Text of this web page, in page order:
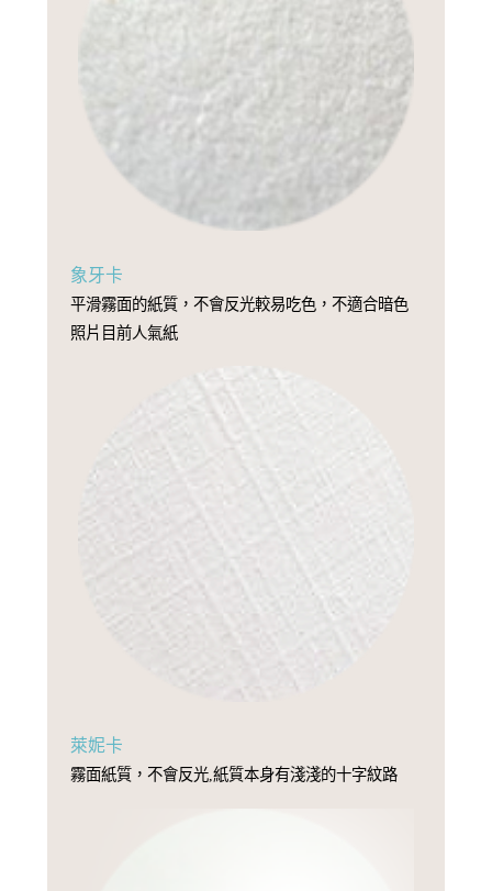
象牙卡
平滑霧面的紙質，不會反光較易吃色，不適合暗色
照片目前人氣紙
萊妮卡
霧面紙質，不會反光,紙質本身有淺淺的十字紋路